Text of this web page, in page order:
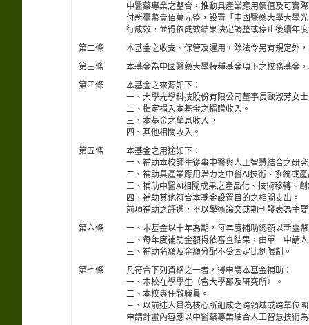
中醫藥專業之整合，推動具產業應用價值及可實
付新臺幣壹佰萬元整，設置「中國醫藥大學大學
行成效，並得依成效結果決定調整或停止後續年
第二條
本基金之收支、保管及運用，除法令另有規定外
第三條
本基金為中國醫藥大學特種基金項下之校務基金
第四條
本基金之來源如下：
一、大學光學科技股份有限公司董事長歐淑芳女
二、指定捐入本基金之捐贈收入。
三、本基金之孳息收入。
四、其他相關收入。
第五條
本基金之用途如下：
一、補助本校師生從事中醫與人工智慧結合之研
二、補助具產業應用潛力之中醫AI技術、系統或
三、補助中醫AI相關成果之產品化、技術移轉、
四、補助其他符合本基金設置目的之相關支出。
前項補助之評選，不以學術論文或期刊發表為主
第六條
一、本基金以十年為期，每年度補助總額以新臺
二、每年度補助金額得依審查結果，由單一申請
三、補助名額及金額分配不受固定比例限制。
第七條
凡符合下列資格之一者，得申請本基金補助：
一、本校在學學生（含大學部及研究所）。
二、本校專任教職員。
三、以前述人員為核心所組成之跨領域或跨單位
申請計畫內容應以中醫藥專業結合人工智慧技術